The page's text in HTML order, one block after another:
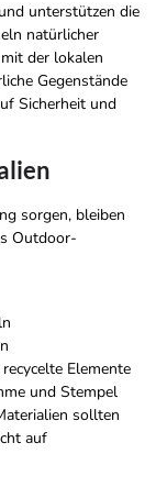
unterstützen die
natürlicher
der lokalen
Gegenstände
Sicherheit und
sorgen, bleiben
Outdoor-
Elemente
und Stempel
sollten
auf